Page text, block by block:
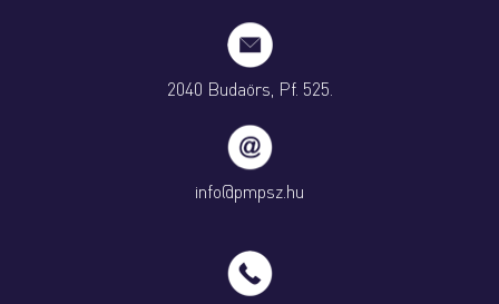
2040 Budaörs, Pf. 525.
info@pmpsz.hu